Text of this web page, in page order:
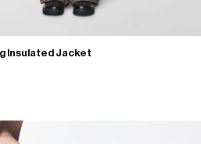
Insulated Jacket